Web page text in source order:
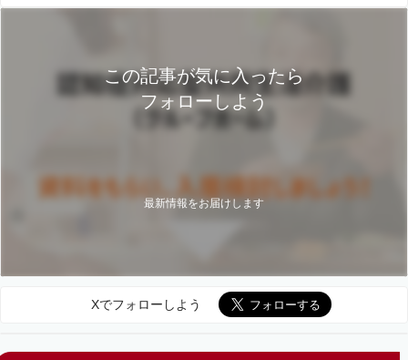
この記事が気に入ったら
フォローしよう
最新情報をお届けします
Xでフォローしよう